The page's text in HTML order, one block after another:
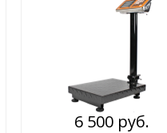
6 500 руб.